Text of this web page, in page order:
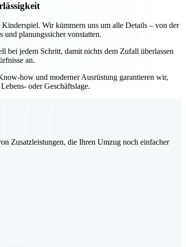
Wir kümmern uns um alle Details – von der
planungssicher vonstatten.
bei jedem Schritt, damit nichts dem Zufall überlassen
an.
how und moderner Ausrüstung garantieren wir,
oder Geschäftslage.
Zusatzleistungen, die Ihren Umzug noch einfacher